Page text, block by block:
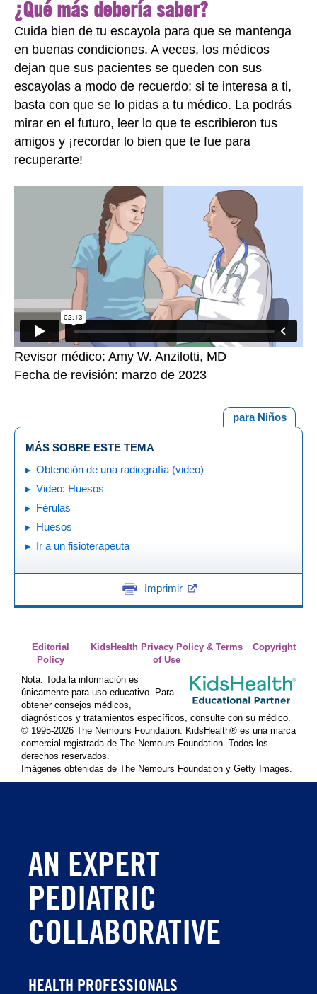
¿Qué más debería saber?
Cuida bien de tu escayola para que se mantenga
en buenas condiciones. A veces, los médicos
dejan que sus pacientes se queden con sus
escayolas a modo de recuerdo; si te interesa a ti,
basta con que se lo pidas a tu médico. La podrás
mirar en el futuro, leer lo que te escribieron tus
amigos y ¡recordar lo bien que te fue para
recuperarte!
Revisor médico: Amy W. Anzilotti, MD
Fecha de revisión: marzo de 2023
para Niños
MÁS SOBRE ESTE TEMA
Obtención de una radiografía (video)
Video: Huesos
Férulas
Huesos
Ir a un fisioterapeuta
Imprimir
Editorial
Policy
KidsHealth Privacy Policy & Terms
of Use
Copyright
Nota: Toda la información es
únicamente para uso educativo. Para
obtener consejos médicos,
diagnósticos y tratamientos específicos, consulte con su médico.
© 1995-2026 The Nemours Foundation. KidsHealth® es una marca
comercial registrada de The Nemours Foundation. Todos los
derechos reservados.
Imágenes obtenidas de The Nemours Foundation y Getty Images.
AN EXPERT
PEDIATRIC
COLLABORATIVE
HEALTH PROFESSIONALS